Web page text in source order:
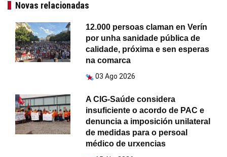
Novas relacionadas
12.000 persoas claman en Verín
por unha sanidade pública de
calidade, próxima e sen esperas
na comarca
03 Ago 2026
A CIG-Saúde considera
insuficiente o acordo de PAC e
denuncia a imposición unilateral
de medidas para o persoal
médico de urxencias